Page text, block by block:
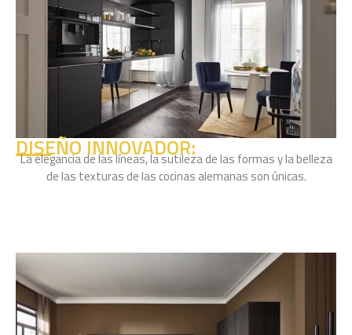
DISEÑO INNOVADOR:
La elegancia de las líneas, la sutileza de las formas y la belleza
de las texturas de las cocinas alemanas son únicas.